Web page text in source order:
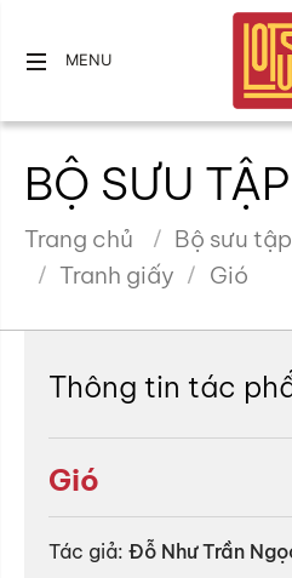
MENU
BỘ SƯU TẬP
Trang chủ Bộ sưu tập
Tranh giấy
Gió
Thông tin tác
Gió
Tác giả: Đỗ Như Trần